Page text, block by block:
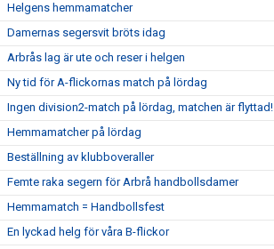
Helgens hemmamatcher
Damernas segersvit bröts idag
Arbrås lag är ute och reser i helgen
Ny tid för A-flickornas match på lördag
Ingen division2-match på lördag, matchen är flyttad!
Hemmamatcher på lördag
Beställning av klubboveraller
Femte raka segern för Arbrå handbollsdamer
Hemmamatch = Handbollsfest
En lyckad helg för våra B-flickor